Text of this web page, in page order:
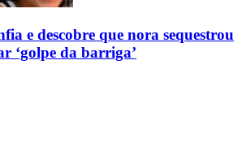
e descobre que nora sequestrou
‘golpe da barriga’